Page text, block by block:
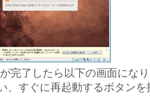
完了したら以下の画面にな
、すぐに再起動するボタン